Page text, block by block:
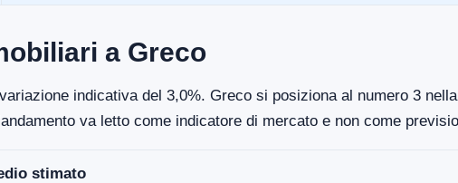
a Greco
indicativa del 3,0%. Greco si posiziona al numero 3
va letto come indicatore di mercato e non come
stimato